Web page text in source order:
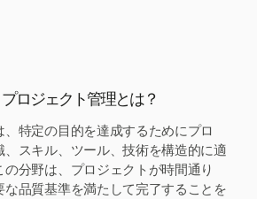
ロジェクト管理とは？
特定の目的を達成するためにプロ
、スキル、ツール、技術を構造的に適
分野は、プロジェクトが時間通り
な品質基準を満たして完了することを